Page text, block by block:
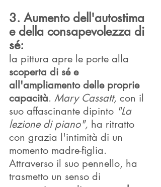
3. Aumento dell'autostima
e della consapevolezza di
sé:
la pittura apre le porte alla
scoperta di sé e
all'ampliamento delle proprie
capacità. Mary Cassatt, con il
suo affascinante dipinto "La
lezione di piano", ha ritratto
con grazia l'intimità di un
momento madre-figlia.
Attraverso il suo pennello, ha
trasmetto un senso di